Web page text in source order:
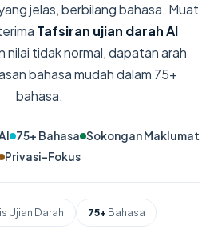
jelas, berbilang bahasa. Muat
Tafsiran ujian darah AI
nilai tidak normal, dapatan arah
bahasa mudah dalam 75+
bahasa.
75+ Bahasa Sokongan Maklumat
Privasi-Fokus
Ujian Darah 75+ Bahasa